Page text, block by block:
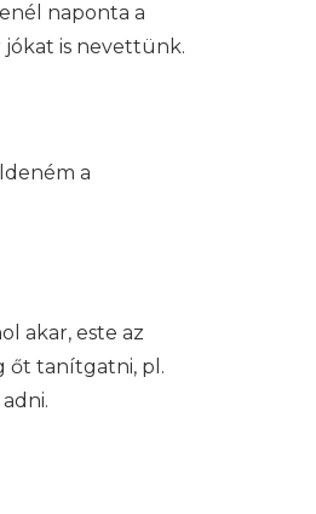
naponta a
jókat is nevettünk.
a
akar, este az
őt tanítgatni, pl.